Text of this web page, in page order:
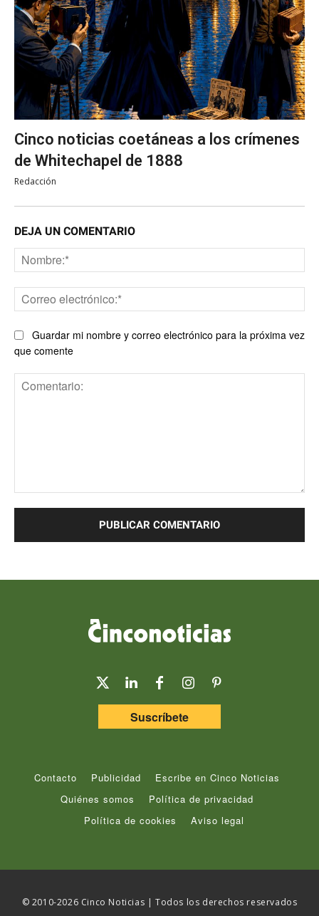
Cinco noticias coetáneas a los crímenes
de Whitechapel de 1888
Redacción
DEJA UN COMENTARIO
Guardar mi nombre y correo electrónico para la próxima vez
que comente
Suscríbete
Contacto Publicidad
Escribe en Cinco Noticias
Quiénes somos
Política de privacidad
Política de cookies
Aviso legal
© 2010-2026 Cinco Noticias | Todos los derechos reservados